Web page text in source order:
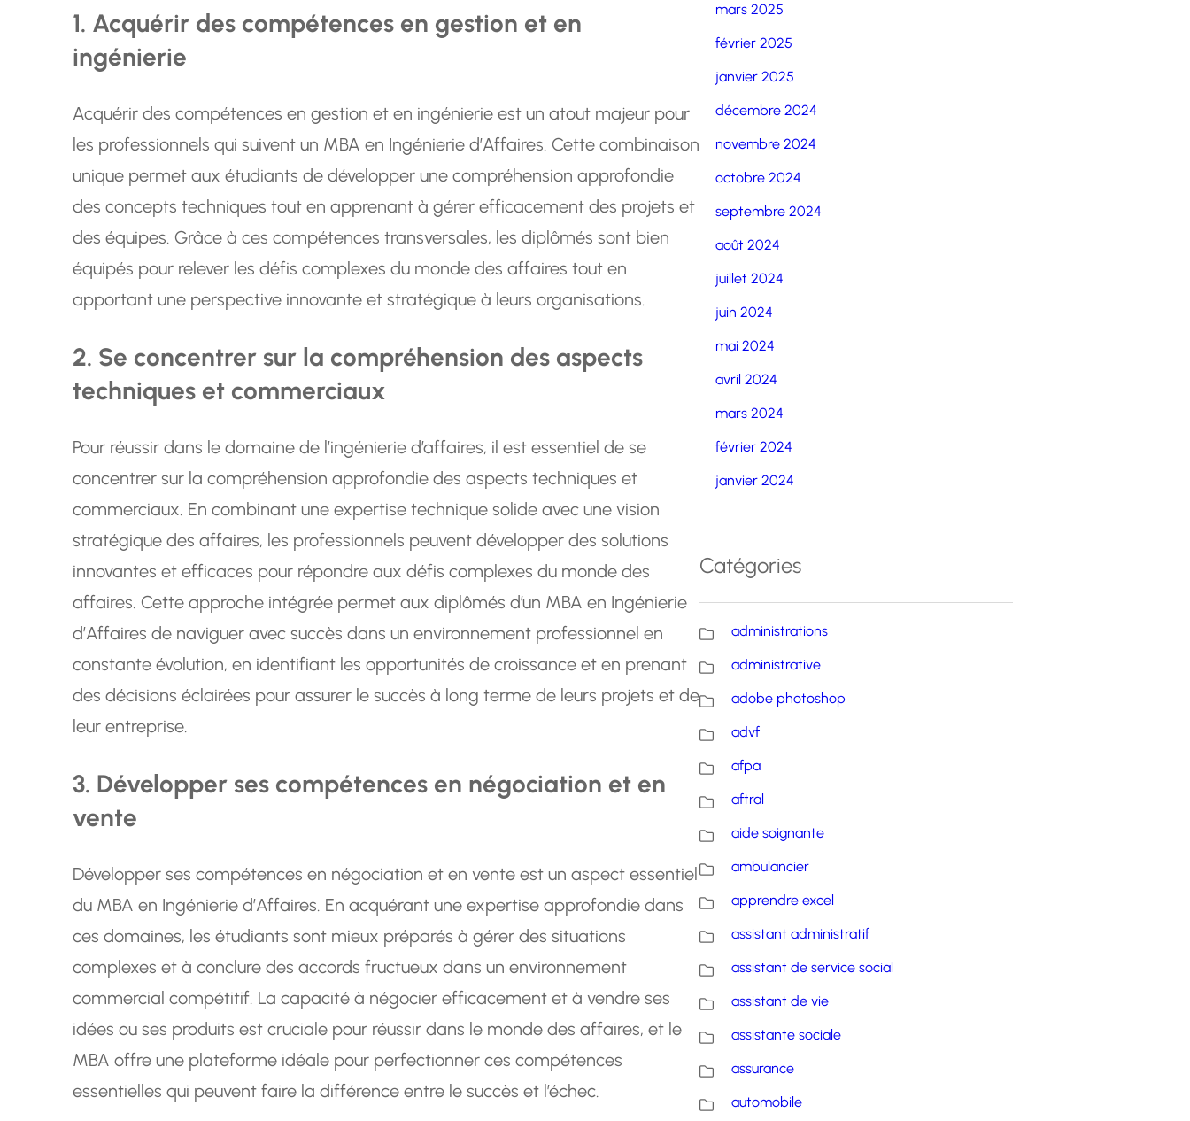
1. Acquérir des compétences en gestion et en
ingénierie
Acquérir des compétences en gestion et en ingénierie est un atout majeur pour
les professionnels qui suivent un MBA en Ingénierie d’Affaires. Cette combinaison
unique permet aux étudiants de développer une compréhension approfondie
des concepts techniques tout en apprenant à gérer efficacement des projets et
des équipes. Grâce à ces compétences transversales, les diplômés sont bien
équipés pour relever les défis complexes du monde des affaires tout en
apportant une perspective innovante et stratégique à leurs organisations.
2. Se concentrer sur la compréhension des aspects
techniques et commerciaux
Pour réussir dans le domaine de l’ingénierie d’affaires, il est essentiel de se
concentrer sur la compréhension approfondie des aspects techniques et
commerciaux. En combinant une expertise technique solide avec une vision
stratégique des affaires, les professionnels peuvent développer des solutions
innovantes et efficaces pour répondre aux défis complexes du monde des
affaires. Cette approche intégrée permet aux diplômés d’un MBA en Ingénierie
d’Affaires de naviguer avec succès dans un environnement professionnel en
constante évolution, en identifiant les opportunités de croissance et en prenant
des décisions éclairées pour assurer le succès à long terme de leurs projets et de
leur entreprise.
3. Développer ses compétences en négociation et en
vente
Développer ses compétences en négociation et en vente est un aspect essentiel
du MBA en Ingénierie d’Affaires. En acquérant une expertise approfondie dans
ces domaines, les étudiants sont mieux préparés à gérer des situations
complexes et à conclure des accords fructueux dans un environnement
commercial compétitif. La capacité à négocier efficacement et à vendre ses
idées ou ses produits est cruciale pour réussir dans le monde des affaires, et le
MBA offre une plateforme idéale pour perfectionner ces compétences
essentielles qui peuvent faire la différence entre le succès et l’échec.
mars 2025
février 2025
janvier 2025
décembre 2024
novembre 2024
octobre 2024
septembre 2024
août 2024
juillet 2024
juin 2024
mai 2024
avril 2024
mars 2024
février 2024
janvier 2024
Catégories
administrations
administrative
adobe photoshop
advf
afpa
aftral
aide soignante
ambulancier
apprendre excel
assistant administratif
assistant de service social
assistant de vie
assistante sociale
assurance
automobile